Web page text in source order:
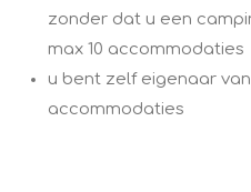
zonder dat u een
max 10 accommodaties
u bent zelf eigenaar
accommodaties